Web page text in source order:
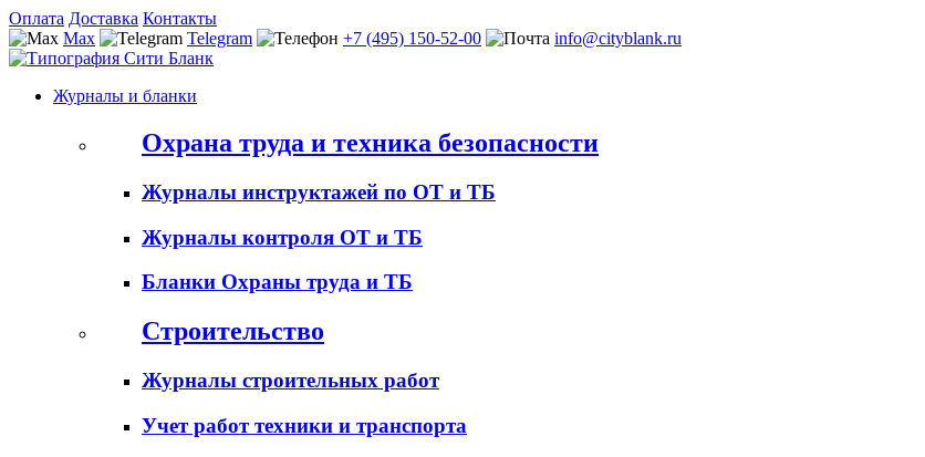
Оплата Доставка Контакты
Max
Telegram +7 (495) 150-52-00 info@cityblank.ru
Журналы и бланки
Охрана труда и техника безопасности
Журналы инструктажей по ОТ и ТБ
Журналы контроля ОТ и ТБ
Бланки Охраны труда и ТБ
Строительство
Журналы строительных работ
Учет работ техники и транспорта